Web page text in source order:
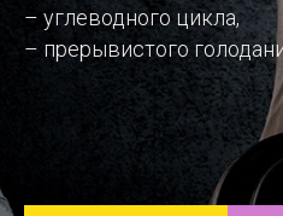
– углеводного цикла,
– прерывистого